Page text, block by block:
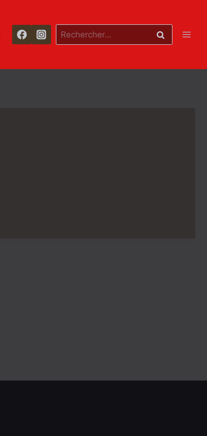
Rechercher :